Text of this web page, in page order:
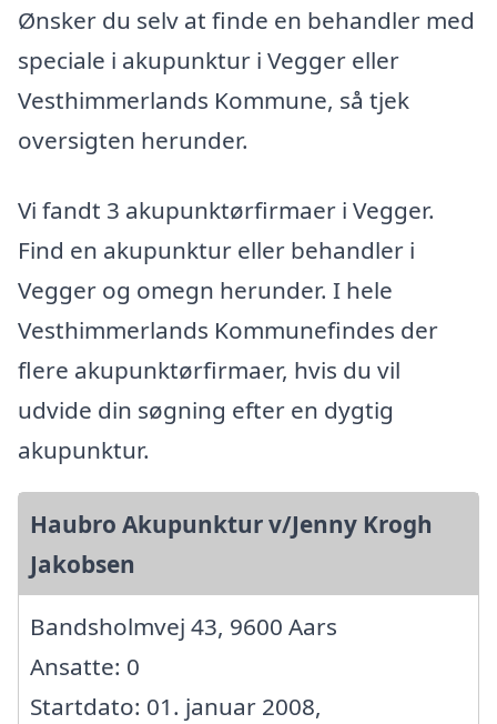
Ønsker du selv at finde en behandler med
speciale i akupunktur i Vegger eller
Vesthimmerlands Kommune, så tjek
oversigten herunder.
Vi fandt 3 akupunktørfirmaer i Vegger.
Find en akupunktur eller behandler i
Vegger og omegn herunder. I hele
Vesthimmerlands Kommunefindes der
flere akupunktørfirmaer, hvis du vil
udvide din søgning efter en dygtig
akupunktur.
Haubro Akupunktur v/Jenny Krogh
Jakobsen
Bandsholmvej 43, 9600 Aars
Ansatte: 0
Startdato: 01. januar 2008,